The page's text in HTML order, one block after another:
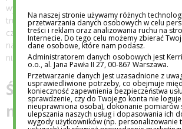
wychowywane pod stałą kontrolą dorosłych
trudności w podejmowaniu decyzji,
czy niższej odporności na nowe sytuacje. Jak
nadopiekuńczość wiąże się także z wyższym
niższym poczuciem sprawczości u dzieci.
Świat bez ryzyka to
nauki
Na naszej stronie używamy różnych
przetwarzania danych osobowych w celu
treści i reklam oraz analizowania ruchu na
Internecie. Do tego celu możemy zbierać
dane osobowe, które nam podasz.
Administratorem danych osobowych jest
o.o., al. Jana Pawła II 27, 00-867 Warszawa.
Przetwarzanie danych jest uzasadnione z
usprawiedliwione potrzeby, co obejmuje
konieczność zapewnienia bezpieczeństwa
sprawdzenie, czy do Twojego konta nie
nieuprawniona osoba), dokonanie pomiarów
ulepszania naszych usług i dopasowania ich
wygody użytkowników (np. personalizowanie